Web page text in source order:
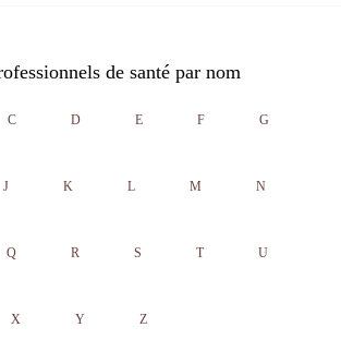
de santé par nom
C D E F G
J K L M N
Q R S T U
X Y Z